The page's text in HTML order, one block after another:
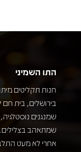
התו השמיני
בירושלים, בית חם
שמנגנים
שמתאהב בצלילים.
אחרי לא מעט